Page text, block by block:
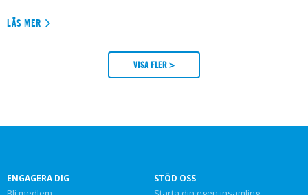
LÄS MER
VISA FLER >
ENGAGERA DIG STÖD OSS